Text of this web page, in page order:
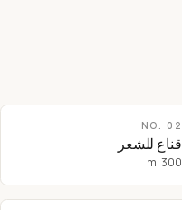
NO. 02
قناع للشعر
300 ml